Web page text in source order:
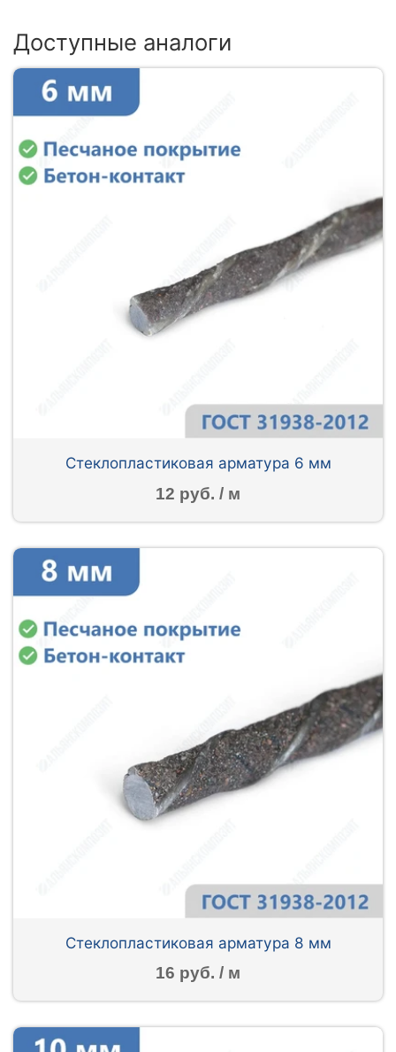
Доступные аналоги
Стеклопластиковая арматура 6 мм
12 руб. / м
Стеклопластиковая арматура 8 мм
16 руб. / м